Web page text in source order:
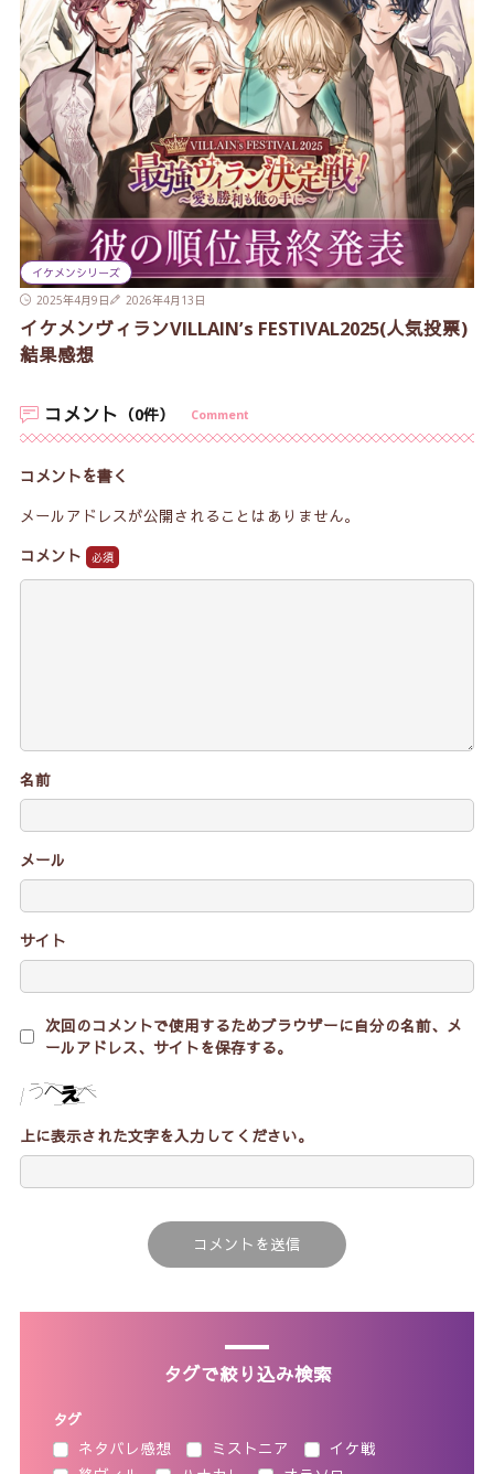
イケメンシリーズ
2025年4月9日
2026年4月13日
イケメンヴィランVILLAIN’s FESTIVAL2025(人気投票)
結果感想
コメント （0件） Comment
コメントを書く
メールアドレスが公開されることはありません。
コメント
名前
メール
サイト
次回のコメントで使用するためブラウザーに自分の名前、メ
ールアドレス、サイトを保存する。
上に表示された文字を入力してください。
タグで絞り込み検索
タグ
ネタバレ感想
ミストニア
イケ戦